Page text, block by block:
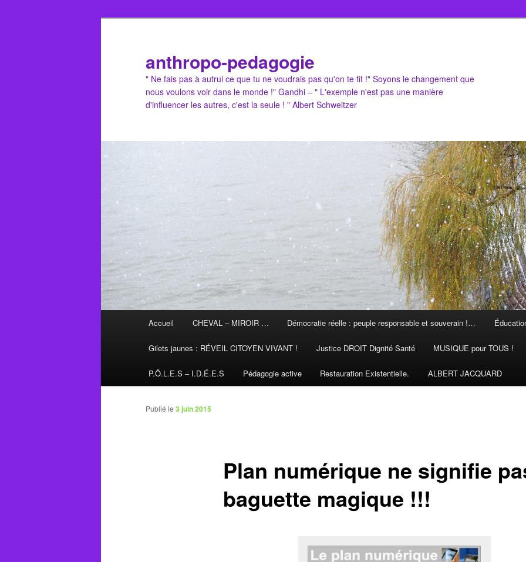
anthropo-pedagogie
" Ne fais pas à autrui ce que tu ne voudrais pas qu'on te fit !" Soyons le changement que
nous voulons voir dans le monde !" Gandhi – " L'exemple n'est pas une manière
d'influencer les autres, c'est la seule ! " Albert Schweitzer
Accueil CHEVAL – MIROIR … Démocratie réelle : peuple responsable et souverain !…
Gilets jaunes : RÉVEIL CITOYEN VIVANT ! Justice DROIT Dignité Santé MUSIQUE pour TOUS !
P.Ô.L.E.S – I.D.É.E.S Pédagogie active Restauration Existentielle. ALBERT JACQUARD
Plan numérique ne signifie
baguette magique !!!
Publié le 3 juin 2015